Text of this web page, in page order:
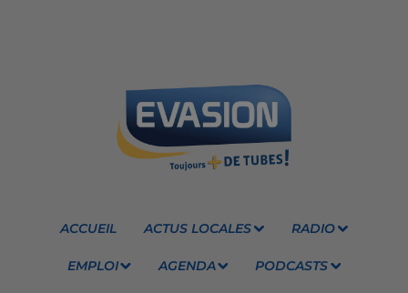
ACCUEIL ACTUS LOCALES RADIO
EMPLOI AGENDA PODCASTS